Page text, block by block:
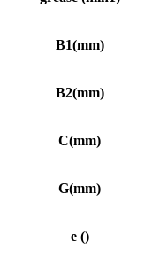
B1(mm)
B2(mm)
C(mm)
G(mm)
e ()